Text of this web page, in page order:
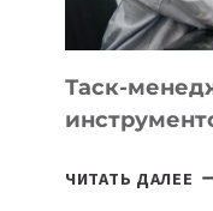
Таск-
ЧИТАТЬ ДАЛЕЕ